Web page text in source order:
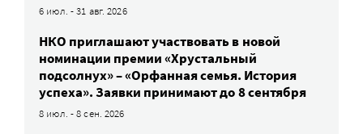
6 июл. - 31 авг. 2026
НКО приглашают участвовать в новой
номинации премии «Хрустальный
подсолнух» – «Орфанная семья. История
успеха». Заявки принимают до 8 сентября
8 июл. - 8 сен. 2026